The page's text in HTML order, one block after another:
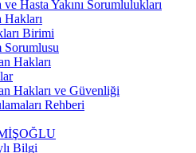
ve Hasta Yakını Sorumlulukları
Hakları
Birimi
Hakları
Hakları ve Güvenliği
Rehberi
Bilgi